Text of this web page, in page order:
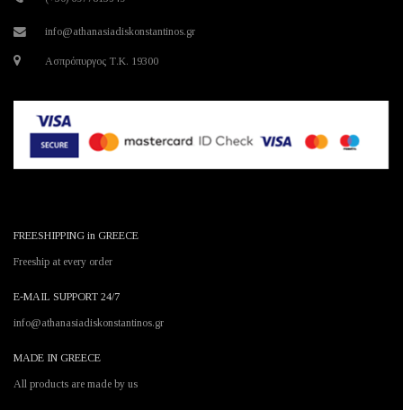
info@athanasiadiskonstantinos.gr
Ασπρόπυργος Τ.Κ. 19300
FREESHIPPING in GREECE
Freeship at every order
E-MAIL SUPPORT 24/7
info@athanasiadiskonstantinos.gr
MADE IN GREECE
All products are made by us